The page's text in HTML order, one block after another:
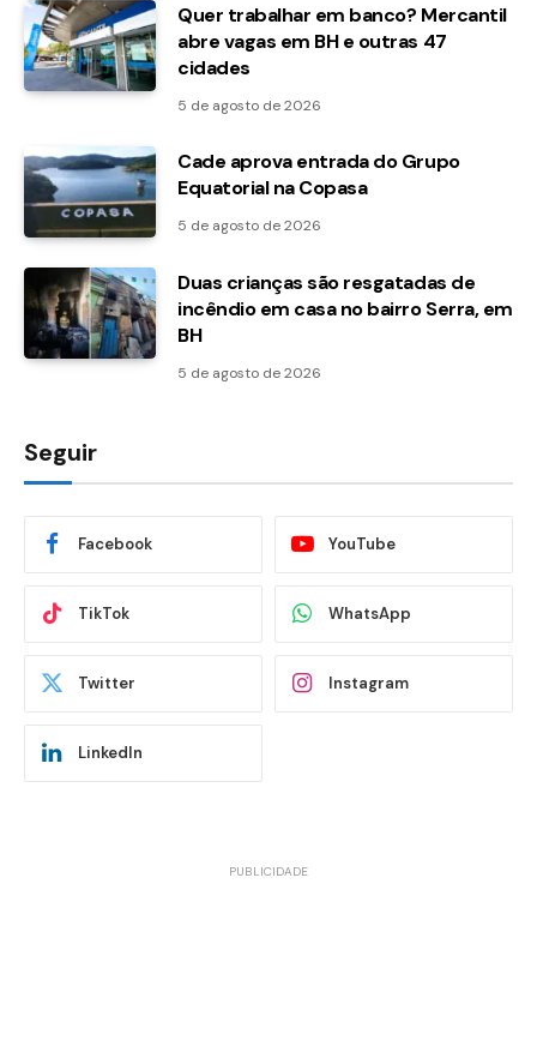
Quer trabalhar em banco? Mercantil
abre vagas em BH e outras 47
cidades
5 de agosto de 2026
Cade aprova entrada do Grupo
Equatorial na Copasa
5 de agosto de 2026
Duas crianças são resgatadas de
incêndio em casa no bairro Serra, em
BH
5 de agosto de 2026
Seguir
Facebook YouTube
TikTok WhatsApp
Twitter Instagram
LinkedIn